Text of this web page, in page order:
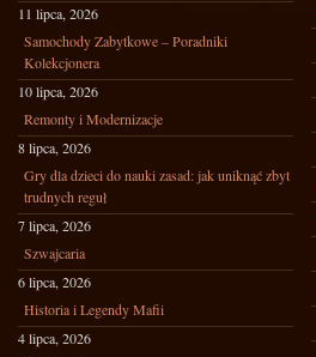
11 lipca, 2026
Samochody Zabytkowe – Poradniki
Kolekcjonera
10 lipca, 2026
Remonty i Modernizacje
8 lipca, 2026
Gry dla dzieci do nauki zasad: jak uniknąć zbyt
trudnych reguł
7 lipca, 2026
Szwajcaria
6 lipca, 2026
Historia i Legendy Mafii
4 lipca, 2026